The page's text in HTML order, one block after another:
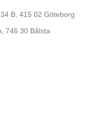
B, 415 02 Göteborg
746 30 Bålsta